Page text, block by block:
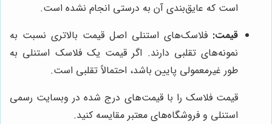
است که عایق‌بندی آن به درستی انجام نشده است.
قیمت: فلاسک‌های استنلی اصل قیمت بالاتری نسبت به
نمونه‌های تقلبی دارند. اگر قیمت یک فلاسک استنلی به
طور غیرمعمولی پایین باشد، احتمالاً تقلبی است.
قیمت فلاسک را با قیمت‌های درج شده در وبسایت رسمی
استنلی و فروشگاه‌های معتبر مقایسه کنید.